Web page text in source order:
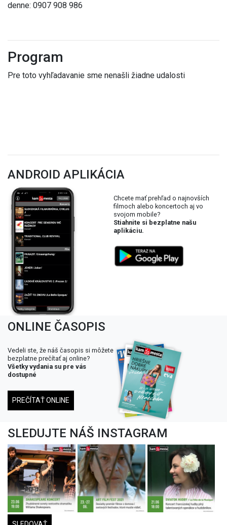
denne: 0907 908 986
Program
Pre toto vyhľadavanie sme nenašli žiadne udalosti
ANDROID APLIKÁCIA
Chcete mať prehľad o najnovších
filmoch alebo koncertoch aj vo
svojom mobile?
Stiahnite si bezplatne našu
aplikáciu.
ONLINE ČASOPIS
Vedeli ste, že náš časopis si môžete
bezplatne prečítať aj online?
Všetky vydania su pre vás
dostupné
PREČÍTAŤ ONLINE
SLEDUJTE NÁŠ INSTAGRAM